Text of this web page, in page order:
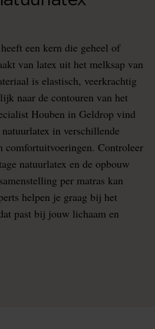
een kern die geheel of
van latex uit het melksap van
is elastisch, veerkrachtig
naar de contouren van het
Houben in Geldrop vind
in verschillende
comfortuitvoeringen. Controleer
natuurlatex en de opbouw
per matras kan
helpen je graag bij het
past bij jouw lichaam en